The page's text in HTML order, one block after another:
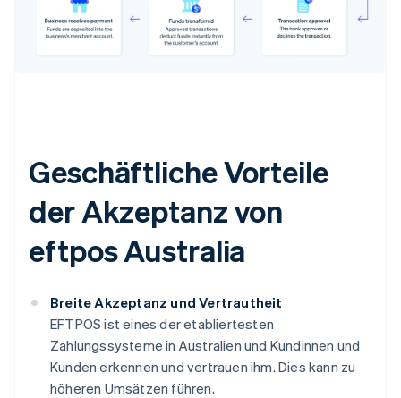
Geschäftliche Vorteile
der Akzeptanz von
eftpos Australia
Breite Akzeptanz und Vertrautheit
EFTPOS ist eines der etabliertesten
Zahlungssysteme in Australien und Kundinnen und
Kunden erkennen und vertrauen ihm. Dies kann zu
höheren Umsätzen führen.